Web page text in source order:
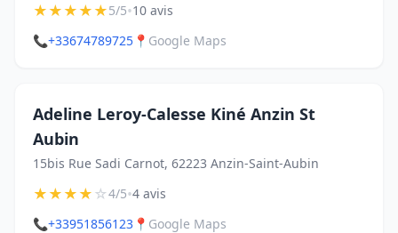
★★★★★5/5•10 avis
📞+33674789725 📍 Google Maps
Adeline Leroy-Calesse Kiné Anzin St
Aubin
15bis Rue Sadi Carnot, 62223 Anzin-Saint-Aubin
★★★★☆4/5•4 avis
📞+33951856123 📍 Google Maps